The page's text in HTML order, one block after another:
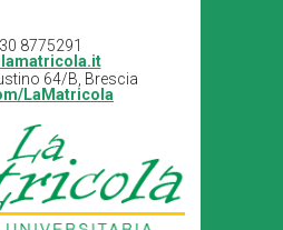
8775291
64/B, Brescia
LaMatricola